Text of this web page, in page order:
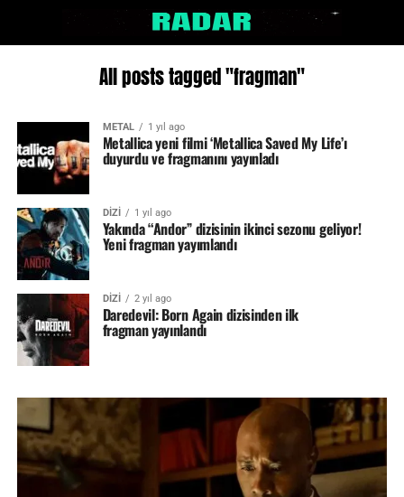
All posts tagged "fragman"
METAL 1 yıl ago
Metallica yeni filmi ‘Metallica Saved My Life’ı
duyurdu ve fragmanını yayınladı
DİZİ 1 yıl ago
Yakında “Andor” dizisinin ikinci sezonu geliyor!
Yeni fragman yayımlandı
DİZİ 2 yıl ago
Daredevil: Born Again dizisinden ilk
fragman yayınlandı